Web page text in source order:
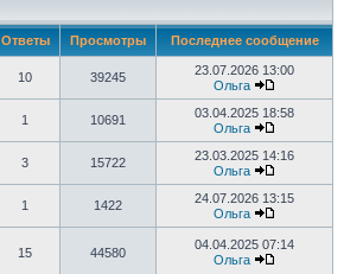
Ответы Просмотры Последнее сообщение
10 39245
23.07.2026 13:00
Ольга
1 10691
03.04.2025 18:58
Ольга
3 15722
23.03.2025 14:16
Ольга
1 1422
24.07.2026 13:15
Ольга
15 44580
04.04.2025 07:14
Ольга